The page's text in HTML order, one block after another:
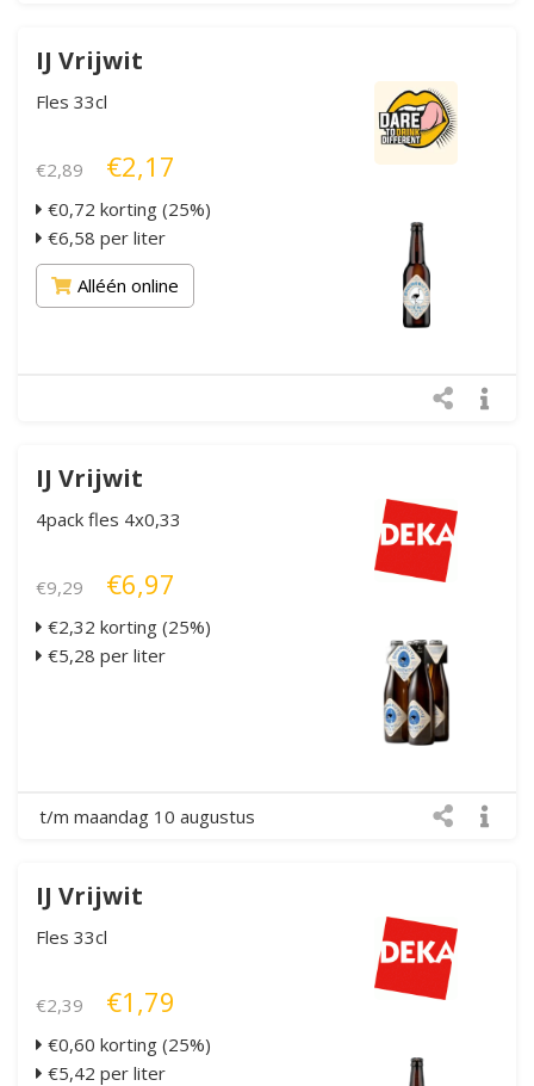
IJ Vrijwit
Fles 33cl
€2,89 €2,17
€0,72 korting (25%)
€6,58 per liter
Alléén online
IJ Vrijwit
4pack fles 4x0,33
€9,29 €6,97
€2,32 korting (25%)
€5,28 per liter
t/m maandag 10 augustus
IJ Vrijwit
Fles 33cl
€2,39 €1,79
€0,60 korting (25%)
€5,42 per liter